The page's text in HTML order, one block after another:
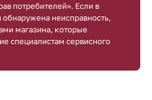
потребителей». Если в
обнаружена неисправность,
магазина, которые
специалистам сервисного